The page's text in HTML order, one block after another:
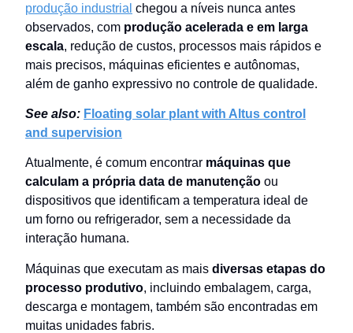
produção industrial chegou a níveis nunca antes
observados, com produção acelerada e em larga
escala, redução de custos, processos mais rápidos e
mais precisos, máquinas eficientes e autônomas,
além de ganho expressivo no controle de qualidade.
See also: Floating solar plant with Altus control
and supervision
Atualmente, é comum encontrar máquinas que
calculam a própria data de manutenção ou
dispositivos que identificam a temperatura ideal de
um forno ou refrigerador, sem a necessidade da
interação humana.
Máquinas que executam as mais diversas etapas do
processo produtivo, incluindo embalagem, carga,
descarga e montagem, também são encontradas em
muitas unidades fabris.